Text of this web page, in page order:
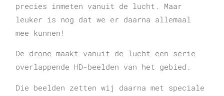
precies inmeten vanuit de lucht. Maar
leuker is nog dat we er daarna allemaal
mee kunnen!
De drone maakt vanuit de lucht een serie
overlappende HD-beelden van het gebied.
Die beelden zetten wij daarna met speciale